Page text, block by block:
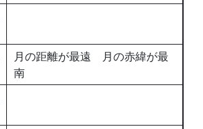
月の距離が最遠 月の赤緯が最
南